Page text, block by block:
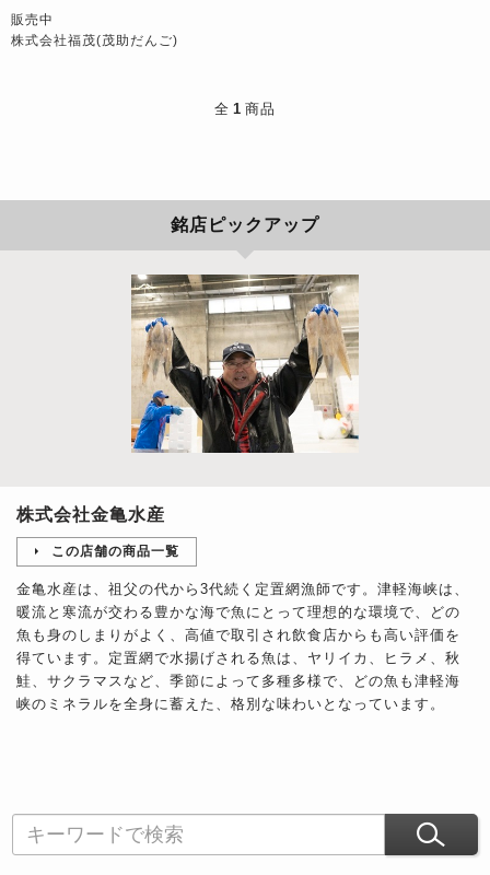
販売中
株式会社福茂(茂助だんご)
全 1 商品
銘店ピックアップ
株式会社金亀水産
この店舗の商品一覧
金亀水産は、祖父の代から3代続く定置網漁師です。津軽海峡は、
暖流と寒流が交わる豊かな海で魚にとって理想的な環境で、どの
魚も身のしまりがよく、高値で取引され飲食店からも高い評価を
得ています。定置網で水揚げされる魚は、ヤリイカ、ヒラメ、秋
鮭、サクラマスなど、季節によって多種多様で、どの魚も津軽海
峡のミネラルを全身に蓄えた、格別な味わいとなっています。